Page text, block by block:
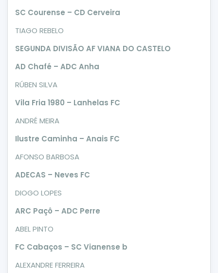
SC Courense – CD Cerveira
TIAGO REBELO
SEGUNDA DIVISÃO AF VIANA DO CASTELO
AD Chafé – ADC Anha
RÚBEN SILVA
Vila Fria 1980 – Lanhelas FC
ANDRÉ MEIRA
Ilustre Caminha – Anais FC
AFONSO BARBOSA
ADECAS – Neves FC
DIOGO LOPES
ARC Paçô – ADC Perre
ABEL PINTO
FC Cabaços – SC Vianense b
ALEXANDRE FERREIRA